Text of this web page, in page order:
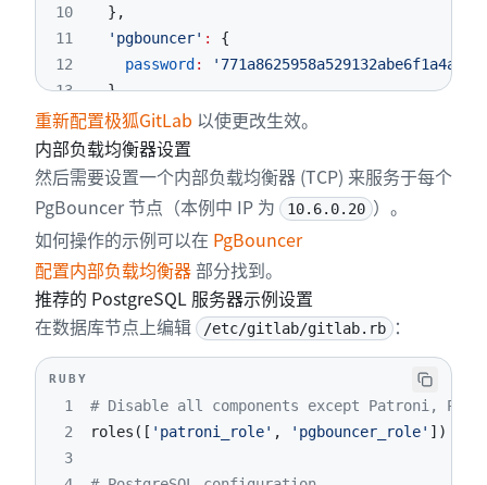
10
} ,
11
'pgbouncer' :
{
12
password :
13
}
14
}
15
16
consul 'watchers'] = %w(postgresql)
] = {
retry_join : %w(10.6.0.11 10.6.0.12
19
}
20
consul['monitoring_service_discovery'
重新配置极狐GitLab 以使更改生效。
内部负载均衡器设置
然后需要设置一个内部负载均衡器 (TCP) 来服务于每个
PgBouncer 节点（本例中 IP 为
10.6.0.20 ）。
如何操作的示例可以在 PgBouncer
配置内部负载均衡器部分找到。
推荐的 PostgreSQL 服务器示例设置
在数据库节点上编辑
/etc/gitlab/gitlab.rb ：
RUBY
1
# Disable all components except Patroni,
2
roles ( [ 'patroni_role' , 'pgbouncer_role' ] )
3